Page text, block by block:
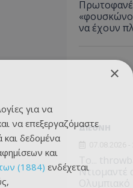
να έχουν
ΔΙΕΘΝΗ
07.08.2026 -
Το...
Ντιομαντέ
×
για να
να επεξεργαζόμαστε
δεδομένα
και
(1884) ενδέχεται